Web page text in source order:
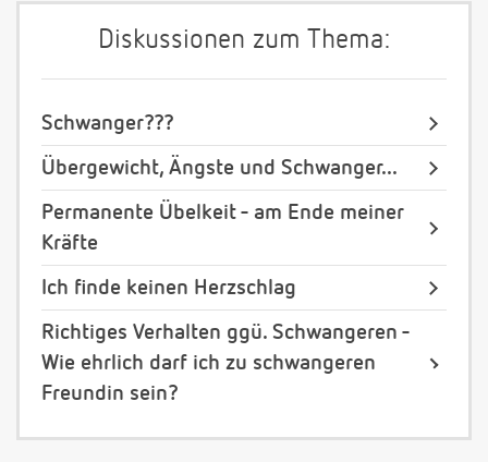
Diskussionen zum Thema:
Schwanger???
Übergewicht, Ängste und Schwanger...
Permanente Übelkeit - am Ende meiner
Kräfte
Ich finde keinen Herzschlag
Richtiges Verhalten ggü. Schwangeren -
Wie ehrlich darf ich zu schwangeren
Freundin sein?